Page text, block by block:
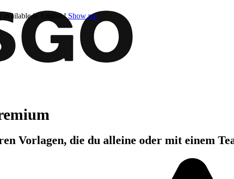
available in English! Show me
Vorlagen, die du alleine oder mit einem